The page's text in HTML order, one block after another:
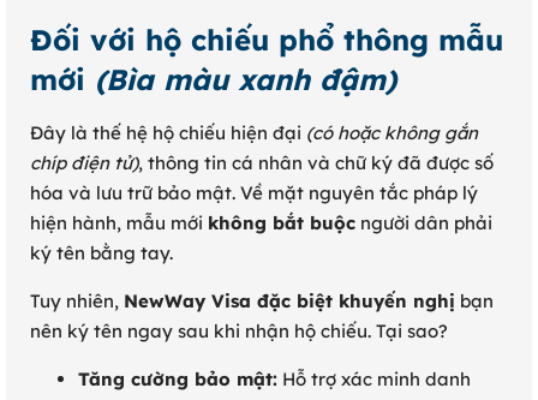
Đối với hộ chiếu phổ thông mẫu
mới (Bìa màu xanh đậm)
Đây là thế hệ hộ chiếu hiện đại (có hoặc không gắn
chíp điện tử), thông tin cá nhân và chữ ký đã được số
hóa và lưu trữ bảo mật. Về mặt nguyên tắc pháp lý
hiện hành, mẫu mới không bắt buộc người dân phải
ký tên bằng tay.
Tuy nhiên, NewWay Visa đặc biệt khuyến nghị bạn
nên ký tên ngay sau khi nhận hộ chiếu. Tại sao?
Tăng cường bảo mật: Hỗ trợ xác minh danh